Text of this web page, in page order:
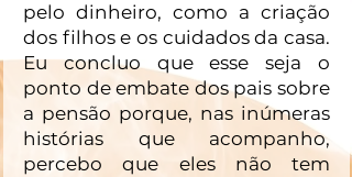
pelo dinheiro, como a criação
dos filhos e os cuidados da casa.
Eu concluo que esse seja o
ponto de embate dos pais sobre
a pensão porque, nas inúmeras
histórias que acompanho,
percebo que eles não tem